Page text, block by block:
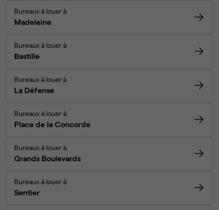
Bureaux à louer à
Madeleine
Bureaux à louer à
Bastille
Bureaux à louer à
La Défense
Bureaux à louer à
Place de la Concorde
Bureaux à louer à
Grands Boulevards
Bureaux à louer à
Sentier